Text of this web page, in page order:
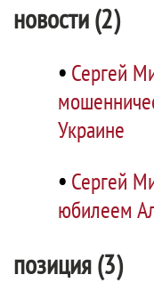
новости (2)
• Сергей
Украине
• Сергей
юбилеем
позиция (3)